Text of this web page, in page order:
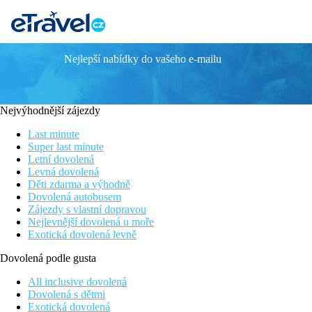
TITANIC BEACH SPA & AQUA PARK
Informace o hotelu
Titanic Beach Spa & Aqua Park je rozlehlý resort nacházející
relaxační Spa centrum. Tento resort je vhodnou volbou ke
Vzdálenost
pláž: 0 m u pláže
letiště: 14 km Hurghada, 207 km Marsa Alam
centrum: 17 km
nákupní možnosti: 0 m v hotelu
Popis pokoje
Dvoulůžkový pokoj
klimatizace
telefon
TV se satelitním příjmem
Nejlepší nabídky do vašeho e-mailu
Nejvýhodnější zájezdy
Last minute
Super last minute
Letní dovolená
Levná dovolená
Děti zdarma a výhodně
Dovolená autobusem
Zájezdy s vlastní dopravou
Nejlevnější dovolená u moře
Exotická dovolená levně
Dovolená podle gusta
All inclusive dovolená
Dovolená s dětmi
Exotická dovolená